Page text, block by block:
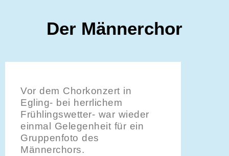
Der Männerchor
Vor dem Chorkonzert in
Egling- bei herrlichem
Frühlingswetter- war wieder
einmal Gelegenheit für ein
Gruppenfoto des
Männerchors.